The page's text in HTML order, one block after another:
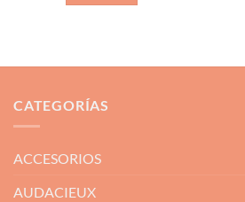
CATEGORÍAS
ACCESORIOS
AUDACIEUX